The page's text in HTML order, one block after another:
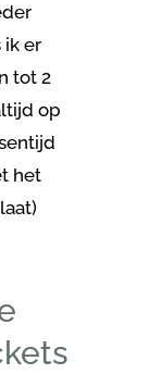
ik er
tot 2
op
het